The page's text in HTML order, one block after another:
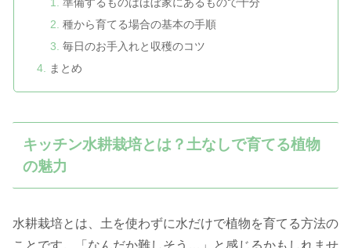
準備するものはほぼ家にあるもので十分
種から育てる場合の基本の手順
毎日のお手入れと収穫のコツ
まとめ
キッチン水耕栽培とは？土なしで育てる植物
の魅力
水耕栽培とは、土を使わずに水だけで植物を育てる方法の